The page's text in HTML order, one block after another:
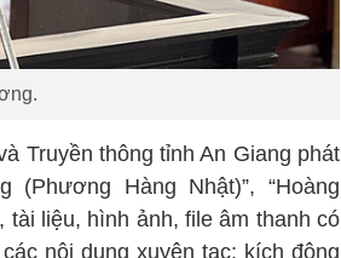
Truyền thông tỉnh An Giang phát
(Phương Hàng Nhật)”, “Hoàng
tài liệu, hình ảnh, file âm thanh có
nội dung xuyên tạc; kích động